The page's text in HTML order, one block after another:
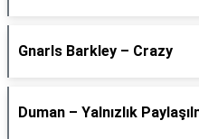
Gnarls Barkley – Crazy
Duman – Yalnızlık